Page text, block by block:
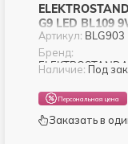
G9 LED BL109
220V 3300K
Артикул: BLG903
Бренд:
Наличие: Под
Персональная цена
Заказать в